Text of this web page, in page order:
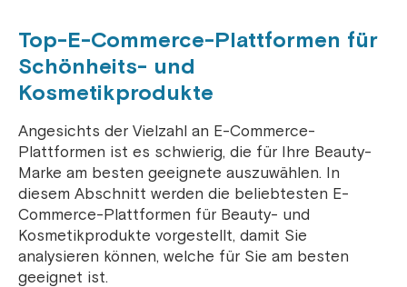
Top-E-Commerce-Plattformen für
Schönheits- und
Kosmetikprodukte
Angesichts der Vielzahl an E-Commerce-
Plattformen ist es schwierig, die für Ihre Beauty-
Marke am besten geeignete auszuwählen. In
diesem Abschnitt werden die beliebtesten E-
Commerce-Plattformen für Beauty- und
Kosmetikprodukte vorgestellt, damit Sie
analysieren können, welche für Sie am besten
geeignet ist.